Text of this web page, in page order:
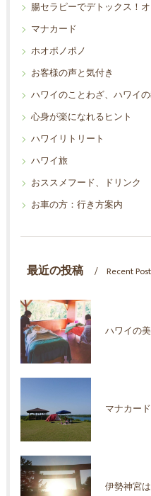
腸セラピーでデトックス！
マナカード
ホオポノポノ
お客様の声と気付き
ハワイのことわざ、ハワイ
心身が楽になれるヒント
ハワイリトリート
ハワイ旅
おススメフード、ドリンク
お車の方：行き方案内
最近の投稿 Recent
ハワイの
伊勢神宮